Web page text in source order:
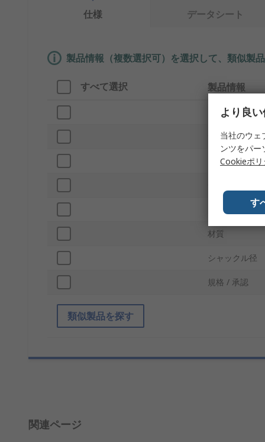
仕様 データシート
製品情報（複数選択可）を選択して、類似製
すべて選択 製品情報
ブランド
サブタイプ
プロダクトタ
ロックの数
材質
シャックル径
規格 / 承認
類似製品を探す
関連ページ
より良
当社のウェ
ンツをパ
Cookieポリ
す